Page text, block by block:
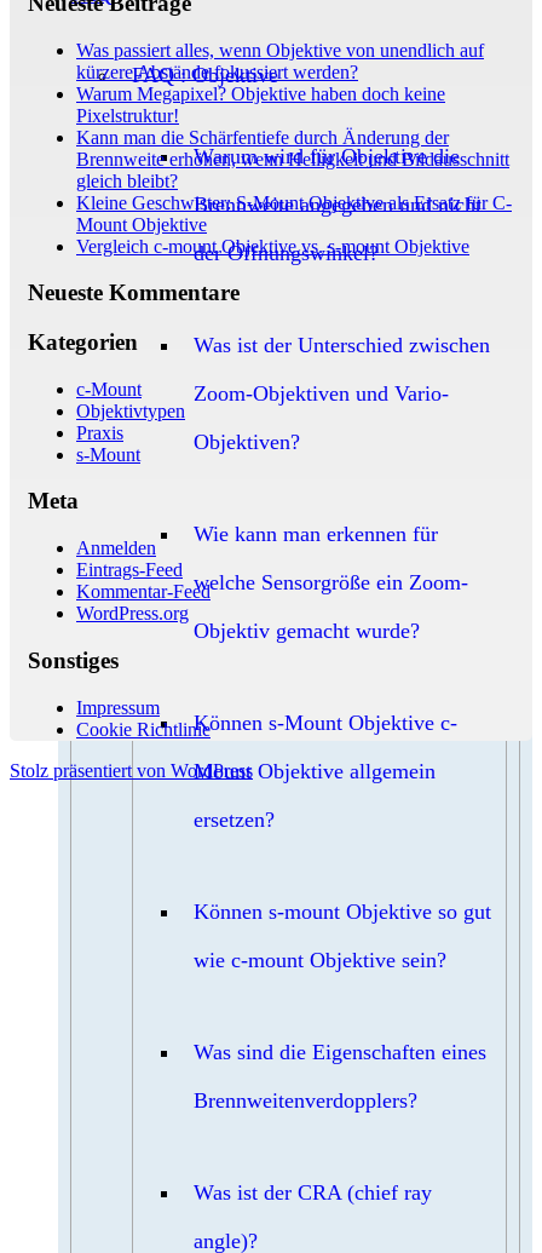
FAQ : Objektive
Warum wird für Objektive die
Brennweite angegeben und nicht
der Öffnungswinkel?
Was ist der Unterschied zwischen
Zoom-Objektiven und Vario-
Objektiven?
Wie kann man erkennen für
welche Sensorgröße ein Zoom-
Objektiv gemacht wurde?
Können s-Mount Objektive c-
Mount Objektive allgemein
ersetzen?
Können s-mount Objektive so gut
wie c-mount Objektive sein?
Was sind die Eigenschaften eines
Brennweitenverdopplers?
Was ist der CRA (chief ray
angle)?
Was passiert alles, wenn Objektive von unendlich auf
kürzere Abstände fokussiert werden?
Warum Megapixel? Objektive haben doch keine
Pixelstruktur!
Kann man die Schärfentiefe durch Änderung der
Brennweite erhöhen, wenn Helligkeit und Bildausschnitt
gleich bleibt?
Kleine Geschwister: S-Mount Objektive als Ersatz für C-
Mount Objektive
Vergleich c-mount Objektive vs. s-mount Objektive
Neueste Kommentare
Kategorien
c-Mount
Objektivtypen
Praxis
s-Mount
Meta
Anmelden
Eintrags-Feed
Kommentar-Feed
WordPress.org
Sonstiges
Impressum
Cookie Richtlinie
Stolz präsentiert von WordPress